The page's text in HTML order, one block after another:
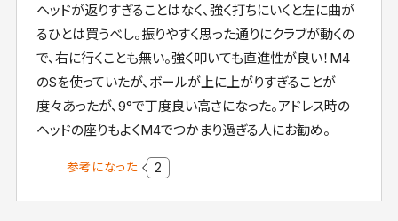
ヘッドが返りすぎることはなく、強く打ちにいくと左に曲が
るひとは買うべし。振りやすく思った通りにクラブが動くの
で、右に行くことも無い。強く叩いても直進性が良い！M4
のSを使っていたが、ボールが上に上がりすぎることが
度々あったが、9°で丁度良い高さになった。アドレス時の
ヘッドの座りもよくM4でつかまり過ぎる人にお勧め。
参考になった 2